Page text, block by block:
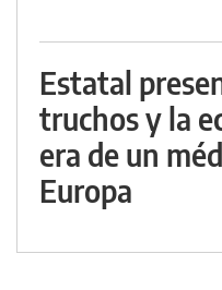
Estatal
truchos y la
era de un
Europa